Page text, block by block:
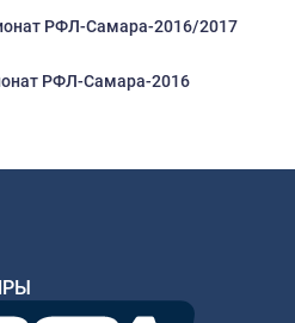
РФЛ-Самара-2016/2017
РФЛ-Самара-2016